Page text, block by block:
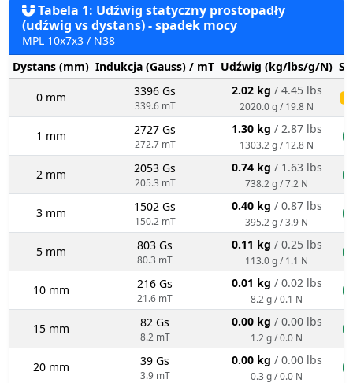
Tabela 1: Udźwig statyczny prostopadły
(udźwig vs dystans) - spadek mocy
MPL 10x7x3 / N38
Dystans (mm) Indukcja (Gauss) / mT Udźwig (kg/lbs/g/N)
0 mm 3396 Gs
339.6 mT
2.02 kg / 4.45 lbs
2020.0 g / 19.8 N
1 mm 2727 Gs
272.7 mT
1.30 kg / 2.87 lbs
1303.2 g / 12.8 N
2 mm 2053 Gs
205.3 mT
0.74 kg / 1.63 lbs
738.2 g / 7.2 N
3 mm 1502 Gs
150.2 mT
0.40 kg / 0.87 lbs
395.2 g / 3.9 N
5 mm 803 Gs
80.3 mT
0.11 kg / 0.25 lbs
113.0 g / 1.1 N
10 mm 216 Gs
21.6 mT
0.01 kg / 0.02 lbs
8.2 g / 0.1 N
15 mm 82 Gs
8.2 mT
0.00 kg / 0.00 lbs
1.2 g / 0.0 N
20 mm 39 Gs
3.9 mT
0.00 kg / 0.00 lbs
0.3 g / 0.0 N